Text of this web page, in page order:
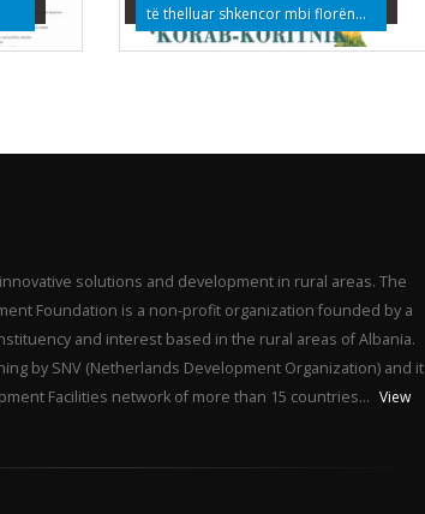
të thelluar shkencor mbi florën...
solutions and development in rural areas. The
Foundation is a non-profit organization founded by a
and interest based in the rural areas of Albania.
by SNV (Netherlands Development Organization) and it
Facilities network of more than 15 countries... View